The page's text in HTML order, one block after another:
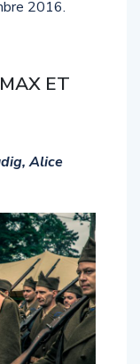
Alice